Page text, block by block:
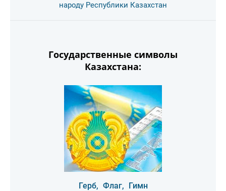
народу Республики Казахстан
Государственные символы
Казахстана:
Герб, Флаг, Гимн